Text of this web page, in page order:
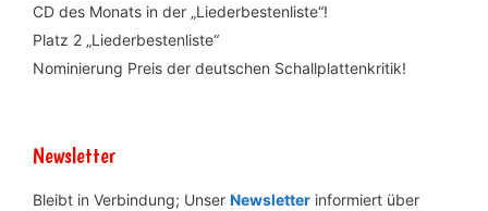
CD des Monats in der „Liederbestenliste“!
Platz 2 „Liederbestenliste“
Nominierung Preis der deutschen Schallplattenkritik!
Newsletter
Bleibt in Verbindung; Unser Newsletter informiert über